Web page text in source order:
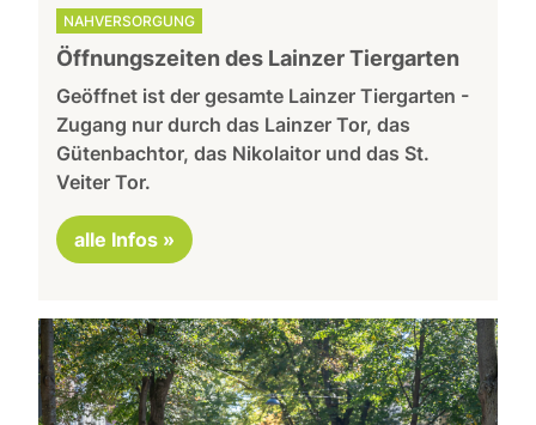
NAHVERSORGUNG
Öffnungszeiten des Lainzer Tiergarten
Geöffnet ist der gesamte Lainzer Tiergarten -
Zugang nur durch das Lainzer Tor, das
Gütenbachtor, das Nikolaitor und das St.
Veiter Tor.
alle Infos »